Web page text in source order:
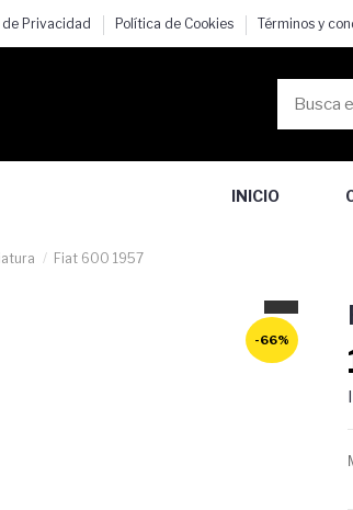
de Privacidad Política de Cookies Términos y
INICIO
Fiat 600 1957
-66%